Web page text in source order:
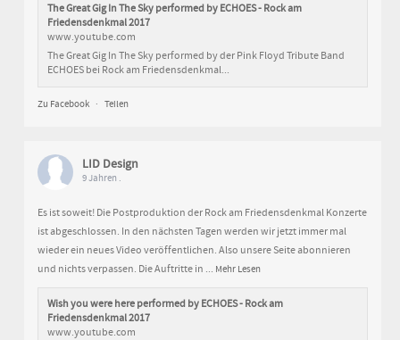
The Great Gig In The Sky performed by ECHOES - Rock am
Friedensdenkmal 2017
www.youtube.com
The Great Gig In The Sky performed by der Pink Floyd Tribute Band
ECHOES bei Rock am Friedensdenkmal...
Zu Facebook · Teilen
LID Design
9 Jahren .
Es ist soweit! Die Postproduktion der Rock am Friedensdenkmal Konzerte
ist abgeschlossen. In den nächsten Tagen werden wir jetzt immer mal
wieder ein neues Video veröffentlichen. Also unsere Seite abonnieren
und nichts verpassen. Die Auftritte in ... Mehr Lesen
Wish you were here performed by ECHOES - Rock am
Friedensdenkmal 2017
www.youtube.com